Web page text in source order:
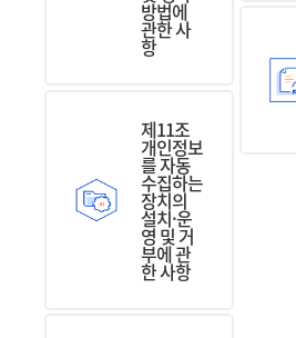
방법에
관한 사
항
제11조
개인정보
를 자동
수집하는
장치의
설치·운
영 및 거
부에 관
한 사항